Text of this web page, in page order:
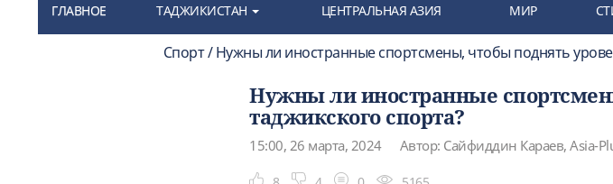
ГЛАВНОЕ ТАДЖИКИСТАН ЦЕНТРАЛЬНАЯ АЗИЯ МИР
Спорт / Нужны ли иностранные спортсмены, чтобы поднять
Нужны ли иностранные
таджикского спорта?
15:00, 26 марта, 2024 Автор: Сайфиддин Караев, Asia-